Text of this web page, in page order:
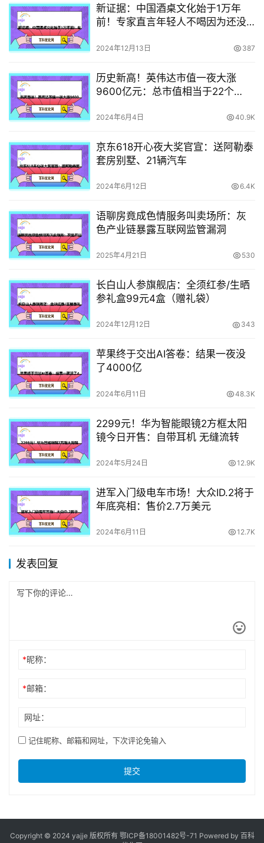
新证据：中国酒桌文化始于1万年
前！专家直言年轻人不喝因为还没
2024年12月13日 387
历史新高！英伟达市值一夜大涨
9600亿元：总市值相当于22个
2024年6月4日 40.9K
京东618开心夜大奖官宣：送阿勒泰
套房别墅、21辆汽车
2024年6月12日 6.4K
语聊房竟成色情服务叫卖场所：灰
色产业链暴露互联网监管漏洞
2025年4月21日 530
长白山人参旗舰店：全须红参/生晒
参礼盒99元4盒（赠礼袋）
2024年12月12日 343
苹果终于交出AI答卷：结果一夜没
了4000亿
2024年6月11日 48.3K
2299元！华为智能眼镜2方框太阳
镜今日开售：自带耳机 无缝流转
2024年5月24日 12.9K
进军入门级电车市场！大众ID.2将于
年底亮相：售价2.7万美元
2024年6月11日 12.7K
发表回复
*昵称：
*邮箱：
网址：
记住昵称、邮箱和网址，下次评论免输入
提交
Copyright © 2024 yajje 版权所有鄂ICP备18001482号-71 Powered by 百科